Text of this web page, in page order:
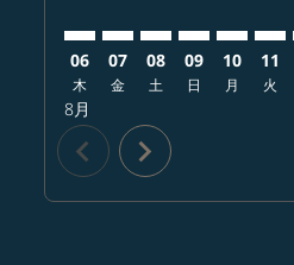
06
木
8月
07
金
08
土
09
日
10
月
11
火
chevron_left chevron_right